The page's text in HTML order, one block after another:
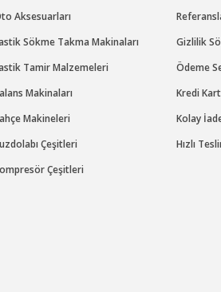
Aksesuarları
Sökme Takma Makinaları
Tamir Malzemeleri
Makinaları
Makineleri
Çeşitleri
Çeşitleri
Gizlilik
Ödeme
Kredi
Kolay
Hızlı